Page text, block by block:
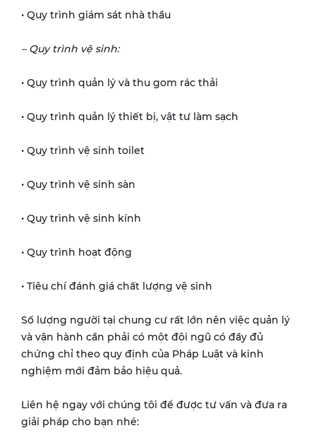
• Quy trình giám sát nhà thầu
– Quy trình vệ sinh:
• Quy trình quản lý và thu gom rác thải
• Quy trình quản lý thiết bị, vật tư làm sạch
• Quy trình vệ sinh toilet
• Quy trình vệ sinh sàn
• Quy trình vệ sinh kính
• Quy trình hoạt động
• Tiêu chí đánh giá chất lượng vệ sinh
Số lượng người tại chung cư rất lớn nên việc quản lý
và vận hành cần phải có một đội ngũ có đầy đủ
chứng chỉ theo quy định của Pháp Luật và kinh
nghiệm mới đảm bảo hiệu quả.
Liên hệ ngay với chúng tôi để được tư vấn và đưa ra
giải pháp cho bạn nhé: